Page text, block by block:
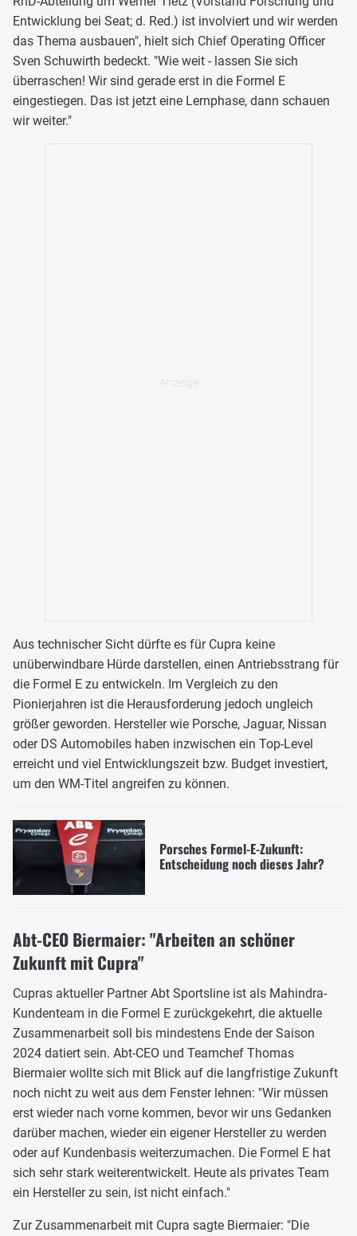
Entwicklung bei Seat; d. Red.) ist involviert und wir werden
das Thema ausbauen", hielt sich Chief Operating Officer
Sven Schuwirth bedeckt. "Wie weit - lassen Sie sich
überraschen! Wir sind gerade erst in die Formel E
eingestiegen. Das ist jetzt eine Lernphase, dann schauen
wir weiter."
Aus technischer Sicht dürfte es für Cupra keine
unüberwindbare Hürde darstellen, einen Antriebsstrang für
die Formel E zu entwickeln. Im Vergleich zu den
Pionierjahren ist die Herausforderung jedoch ungleich
größer geworden. Hersteller wie Porsche, Jaguar, Nissan
oder DS Automobiles haben inzwischen ein Top-Level
erreicht und viel Entwicklungszeit bzw. Budget investiert,
um den WM-Titel angreifen zu können.
Porsches Formel-E-Zukunft:
Entscheidung noch dieses Jahr?
Abt-CEO Biermaier: "Arbeiten an schöner
Zukunft mit Cupra"
Cupras aktueller Partner Abt Sportsline ist als Mahindra-
Kundenteam in die Formel E zurückgekehrt, die aktuelle
Zusammenarbeit soll bis mindestens Ende der Saison
2024 datiert sein. Abt-CEO und Teamchef Thomas
Biermaier wollte sich mit Blick auf die langfristige Zukunft
noch nicht zu weit aus dem Fenster lehnen: "Wir müssen
erst wieder nach vorne kommen, bevor wir uns Gedanken
darüber machen, wieder ein eigener Hersteller zu werden
oder auf Kundenbasis weiterzumachen. Die Formel E hat
sich sehr stark weiterentwickelt. Heute als privates Team
ein Hersteller zu sein, ist nicht einfach."
Zur Zusammenarbeit mit Cupra sagte Biermaier: "Die